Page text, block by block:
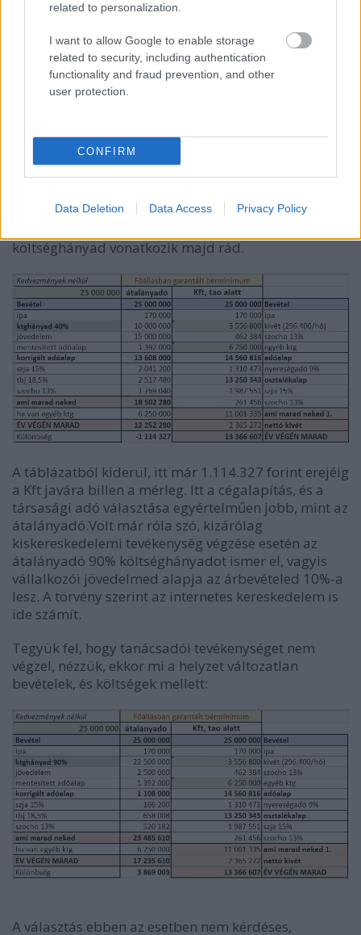
related to personalization.
I want to allow Google to enable storage
related to security, including authentication
functionality and fraud prevention, and other
user protection.
CONFIRM
Data Deletion Data Access Privacy Policy
Tanácsadás, és E-book, infotermék eladása
webáruházban
Ennél a vállalkozásnál a legjelentősebb költséged
(ami nagyjából együtt mozog majd a bevétellel) az
lesznek a vállalkozásod fenntartásával járó szokásos
kiadások is. Azt feltételezzük, hogy költséghányadod
mindenkori árbevételed 25%-át teszi majd ki. A
költséghányad vonatkozik majd rád.
A táblázatból kiderül, itt már 1.114.327 forint erejéig
a Kft javára billen a mérleg. Itt a cégalapítás, és a
társasági adó választása egyértelműen jobb, mint az
átalányadó.Volt már róla szó, kizárólag
kiskereskedelemi tevékenység végzése esetén az
átalányadó 90% költséghányadot ismer el, vagyis
vállalkozói jövedelmed alapja az árbevételed 10%-a
lesz. A törvény szerint az internetes kereskedelem is
ide számít.
Tegyük fel, hogy tanácsadói tevékenységet nem
végzel, nézzük, ekkor mi a helyzet változatlan
bevételek, és költségek mellett:
A választás ebben az esetben nem kérdéses,